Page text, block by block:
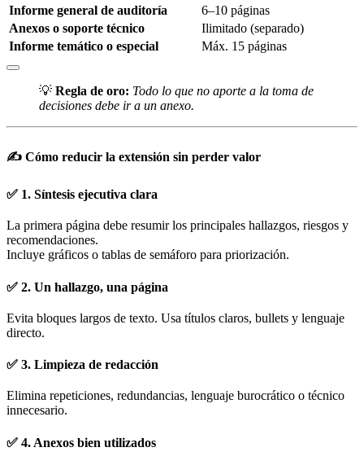
Informe general de auditoría
6–10 páginas
Anexos o soporte técnico
Ilimitado (separado)
Informe temático o especial
Máx. 15 páginas
💡 Regla de oro: Todo lo que no aporte a la toma de
decisiones debe ir a un anexo.
✍️ Cómo reducir la extensión sin perder valor
✅ 1. Síntesis ejecutiva clara
La primera página debe resumir los principales hallazgos, riesgos y
recomendaciones.
Incluye gráficos o tablas de semáforo para priorización.
✅ 2. Un hallazgo, una página
Evita bloques largos de texto. Usa títulos claros, bullets y lenguaje
directo.
✅ 3. Limpieza de redacción
Elimina repeticiones, redundancias, lenguaje burocrático o técnico
innecesario.
✅ 4. Anexos bien utilizados